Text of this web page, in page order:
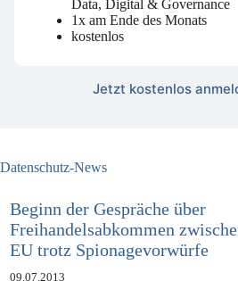
mit strategischer Einordnung
Data, Digital & Governance
1x am Ende des Monats
Beginn der Gespräche über
Freihandelsabkommen
EU trotz Spionagevorwürfe